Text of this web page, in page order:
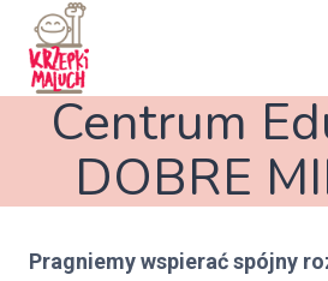
Przejdź
treści
Centrum
DOBRE
Pragniemy wspierać spójny